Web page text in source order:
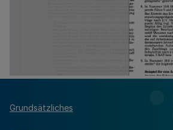
Grundsätzliches